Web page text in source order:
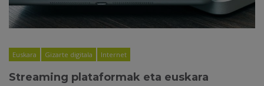
Euskara Gizarte digitala Internet
Streaming plataformak eta euskara